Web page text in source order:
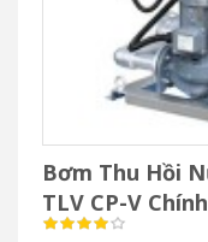
Bơm Thu Hồi
TLV CP-V